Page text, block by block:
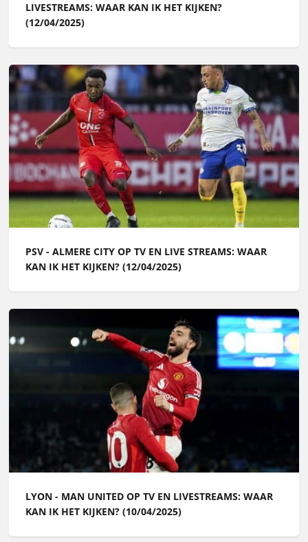
LIVESTREAMS: WAAR KAN IK HET KIJKEN?
(12/04/2025)
PSV - ALMERE CITY OP TV EN LIVE STREAMS: WAAR
KAN IK HET KIJKEN? (12/04/2025)
LYON - MAN UNITED OP TV EN LIVESTREAMS: WAAR
KAN IK HET KIJKEN? (10/04/2025)